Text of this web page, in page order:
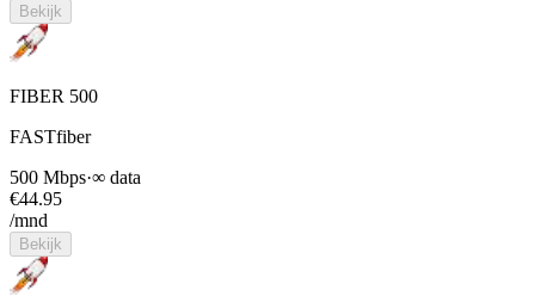
Bekijk
FIBER 500
FASTfiber
500 Mbps·∞ data
€44.95
/mnd
Bekijk